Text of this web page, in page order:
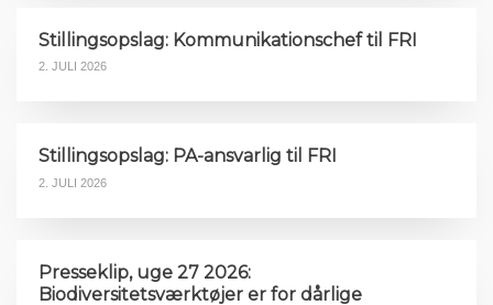
Stillingsopslag: Kommunikationschef til FRI
2. JULI 2026
Stillingsopslag: PA-ansvarlig til FRI
2. JULI 2026
Presseklip, uge 27 2026:
Biodiversitetsværktøjer er for dårlige